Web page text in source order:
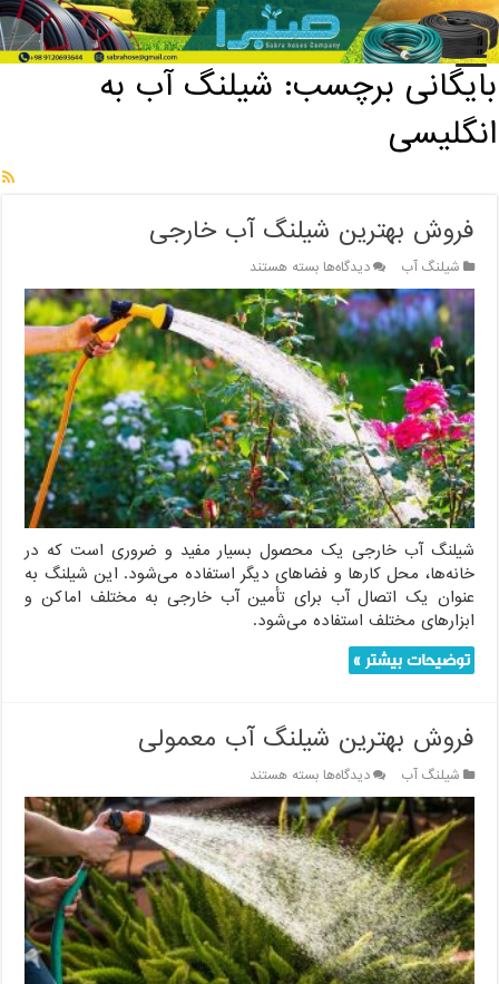
خانه / بایگانی برچسب: شیلنگ آب به انگلیسی
بایگانی برچسب: شیلنگ آب به
انگلیسی
فروش بهترین شیلنگ آب خارجی
شیلنگ آب دیدگاه‌هابرای
فروش
بهترین
شیلنگ
آب
خارجی
بسته هستند
شیلنگ آب خارجی یک محصول بسیار مفید و ضروری است که در
خانه‌ها، محل کارها و فضاهای دیگر استفاده می‌شود. این شیلنگ به
عنوان یک اتصال آب برای تأمین آب خارجی به مختلف اماکن و
ابزارهای مختلف استفاده می‌شود.
توضیحات بیشتر »
فروش بهترین شیلنگ آب معمولی
شیلنگ آب دیدگاه‌هابرای
فروش
بهترین
شیلنگ
آب
معمولی
بسته هستند